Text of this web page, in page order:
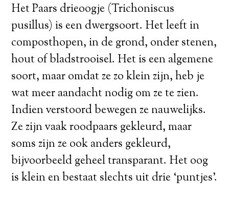
Het Paars drieoogje (Trichoniscus
pusillus) is een dwergsoort. Het leeft in
composthopen, in de grond, onder stenen,
hout of bladstrooisel. Het is een algemene
soort, maar omdat ze zo klein zijn, heb je
wat meer aandacht nodig om ze te zien.
Indien verstoord bewegen ze nauwelijks.
Ze zijn vaak roodpaars gekleurd, maar
soms zijn ze ook anders gekleurd,
bijvoorbeeld geheel transparant. Het oog
is klein en bestaat slechts uit drie ‘puntjes’.